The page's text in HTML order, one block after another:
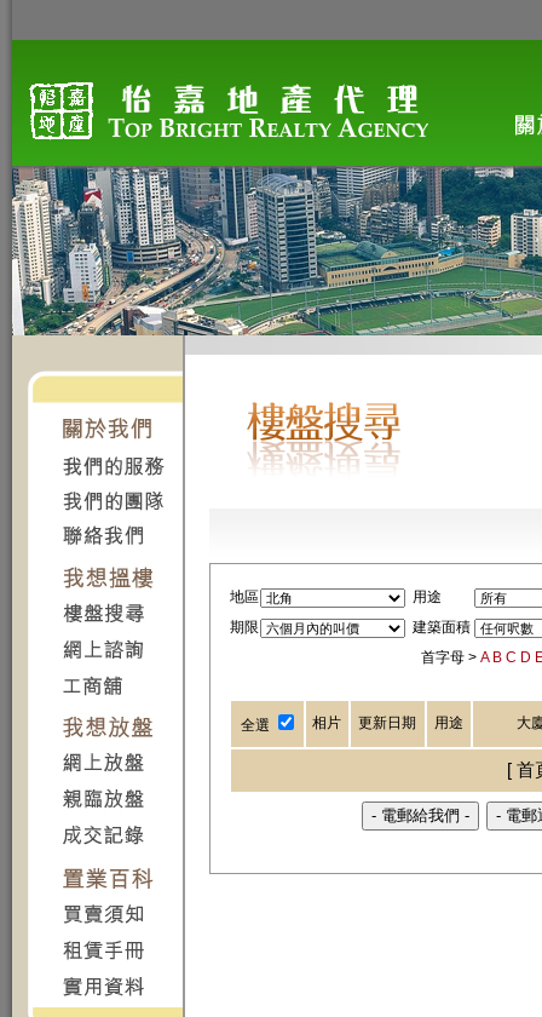
地區
用途
期限
建築面積
首字母 > A B C D
全選 相片 更新日期 用途 大
[ 首